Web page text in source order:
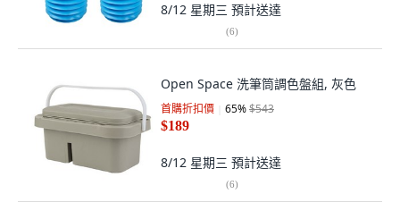
8/12 星期三 預計送達
(6)
Open Space 洗筆筒調色盤組, 灰色
首購折扣價 65%$543
$189
8/12 星期三 預計送達
(6)